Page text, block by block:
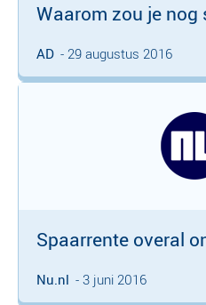
Waarom zou je nog
AD - 29 augustus 2016
Spaarrente overal
Nu.nl - 3 juni 2016